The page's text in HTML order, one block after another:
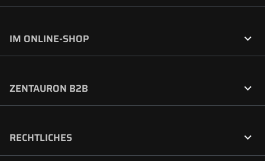
IM ONLINE-SHOP 
ZENTAURON B2B 
RECHTLICHES 